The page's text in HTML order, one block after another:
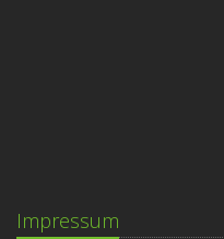
Impressum